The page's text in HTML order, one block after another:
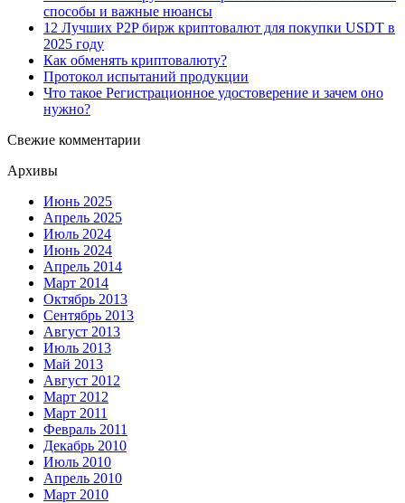
способы и важные нюансы
12 Лучших P2P бирж криптовалют для покупки USDT в
2025 году
Как обменять криптовалюту?
Протокол испытаний продукции
Что такое Регистрационное удостоверение и зачем оно
нужно?
Свежие комментарии
Архивы
Июнь 2025
Апрель 2025
Июль 2024
Июнь 2024
Апрель 2014
Март 2014
Октябрь 2013
Сентябрь 2013
Август 2013
Июль 2013
Май 2013
Август 2012
Март 2012
Март 2011
Февраль 2011
Декабрь 2010
Июль 2010
Апрель 2010
Март 2010